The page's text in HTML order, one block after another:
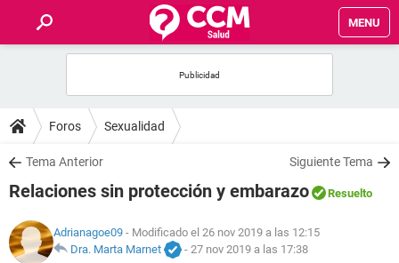
MENU
FOROS
SALUD
NUTRICIÓN
Foros Sexualidad
Tema Anterior Siguiente Tema
Relaciones sin protección y embarazo Resuelto
Adrianagoe09 - Modificado el 26 nov 2019 a las 12:15
Dra. Marta Marnet
- 27 nov 2019 a las 17:38